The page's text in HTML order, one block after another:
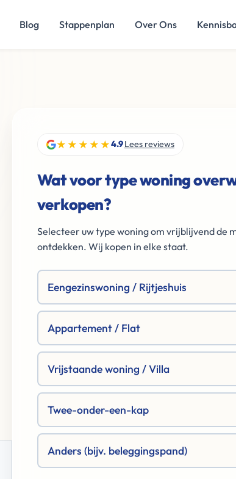
Blog Stappenplan Over Ons
★★★★★4.9Lees reviews
Wat voor type woning
verkopen?
Selecteer uw type woning om vrijblijvend de
ontdekken. Wij kopen in elke staat.
Eengezinswoning / Rijtjeshuis
Appartement / Flat
Vrijstaande woning / Villa
Twee-onder-een-kap
Anders (bijv. beleggingspand)